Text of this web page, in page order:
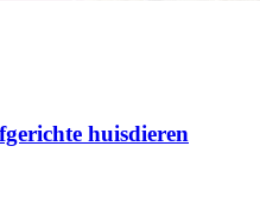
huisdieren